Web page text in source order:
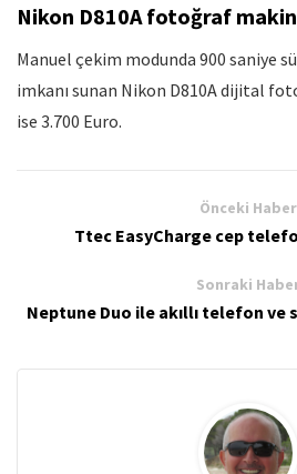
Nikon D810A fotoğraf
Manuel çekim modunda 900 saniye
imkanı sunan Nikon D810A dijital
ise 3.700 Euro.
Önceki Haber
Ttec EasyCharge cep
Sonraki
Neptune Duo ile akıllı telefon